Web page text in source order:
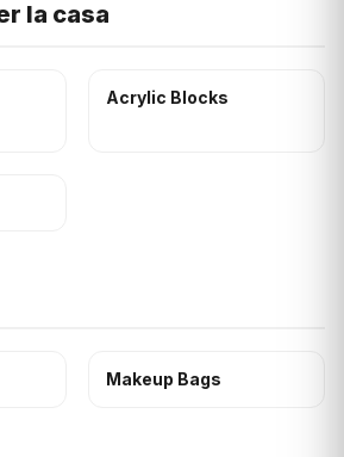
la casa
Acrylic Blocks
Makeup Bags